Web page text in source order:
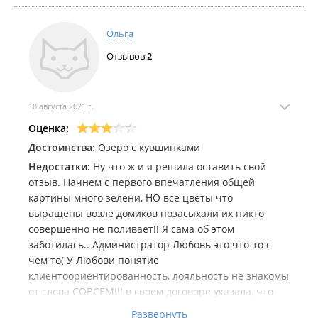
Ольга
Отзывов2
18 августа 2021 г.
Оценка:
Достоинства: Озеро с кувшинками
Недостатки: Ну что ж и я решила оставить свой
отзыв. Начнем с первого впечатления общей
картины много зелени, НО все цветы что
выращены возле домиков позасыхали их никто
совершенно не поливает!! Я сама об этом
заботилась.. Администратор Любовь это что-то с
чем то( У Любови понятие
клиентоориентированность, лояльность не знакомы
от слова СОВСЕМ!!! в своем договоре указала, что
Развернуть